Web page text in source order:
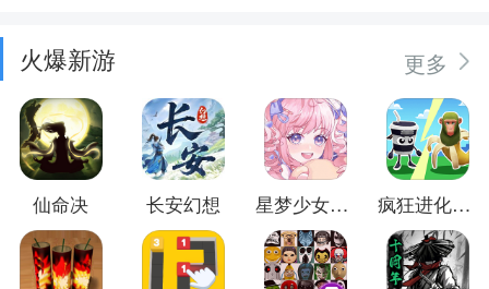
火爆新游 更多
仙命决 长安幻想 星梦少女换装 疯狂进化防卫战